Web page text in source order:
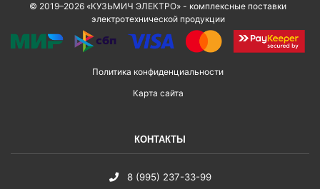
© 2019–2026 «КУЗЬМИЧ ЭЛЕКТРО» - комплексные поставки
электротехнической продукции
Политика конфиденциальности
Карта сайта
КОНТАКТЫ
8 (995) 237-33-99